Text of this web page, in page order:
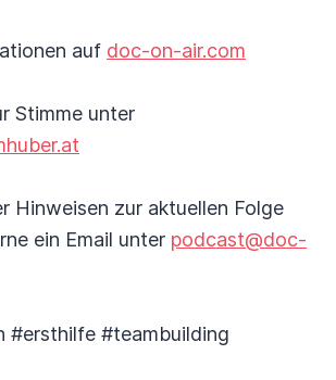
auf doc-on-air.com
Stimme unter
Hinweisen zur aktuellen Folge
ein Email unter podcast@doc-
#ersthilfe #teambuilding